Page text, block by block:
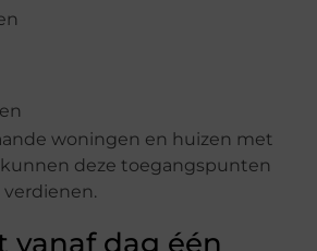
woningen en huizen met
deze toegangspunten
vanaf dag één